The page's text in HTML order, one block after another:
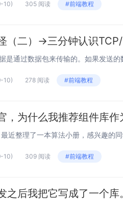
10) 305 阅读 #前端教程
（二）->三分钟认识
10) 278 阅读 #前端教程
，为什么我推荐组件库作
10) 309 阅读 #前端教程
之后我把它写成了一个库。